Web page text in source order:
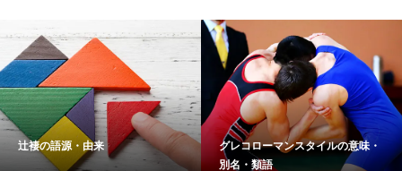
辻褄の語源・由来
グレコローマンスタイルの意味・
別名・類語